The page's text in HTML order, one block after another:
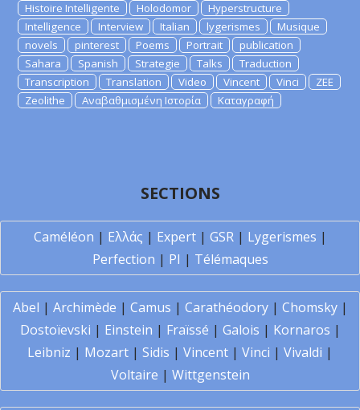
Histoire Intelligente
Holodomor
Hyperstructure
Intelligence
Interview Italian lygerismes
Musique
novels
pinterest Poems Portrait
publication
Sahara
Spanish Strategie Talks
Traduction
Transcription
Translation Video Vincent Vinci
ZEE
Zeolithe
Αναβαθμισμένη Ιστορία Καταγραφή
SECTIONS
Caméléon | Ελλάς | Expert| GSR| Lygerismes |
Perfection | PI | Télémaques
Abel | Archimède | Camus | Carathéodory| Chomsky|
Dostoïevski | Einstein | Fraïssé | Galois | Kornaros |
Leibniz | Mozart | Sidis | Vincent | Vinci | Vivaldi |
Voltaire | Wittgenstein